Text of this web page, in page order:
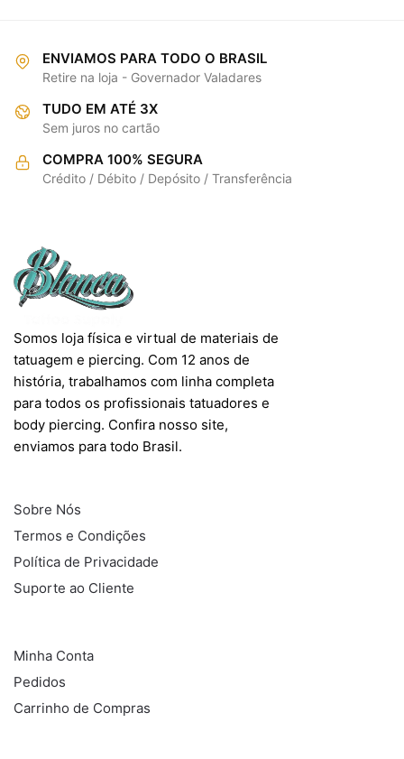
As
podem
ser
escolhidas
na
ENVIAMOS PARA TODO O BRASIL
Retire na loja - Governador Valadares
TUDO EM ATÉ 3X
Sem juros no cartão
COMPRA 100% SEGURA
Crédito / Débito / Depósito / Transferência
Somos loja física e virtual de materiais de
tatuagem e piercing. Com 12 anos de
história, trabalhamos com linha completa
para todos os profissionais tatuadores e
body piercing. Confira nosso site,
enviamos para todo Brasil.
Sobre Nós
Termos e Condições
Política de Privacidade
Suporte ao Cliente
Minha Conta
Pedidos
Carrinho de Compras